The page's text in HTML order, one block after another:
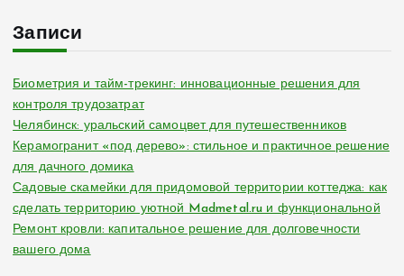
Записи
Биометрия и тайм-трекинг: инновационные решения для
контроля трудозатрат
Челябинск: уральский самоцвет для путешественников
Керамогранит «под дерево»: стильное и практичное решение
для дачного домика
Садовые скамейки для придомовой территории коттеджа: как
сделать территорию уютной Madmetal.ru и функциональной
Ремонт кровли: капитальное решение для долговечности
вашего дома